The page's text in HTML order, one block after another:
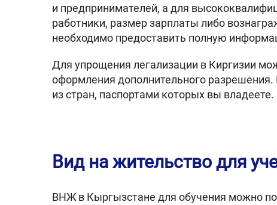
и предпринимателей, а для
работники, размер зарплаты либо
необходимо предоставить полную
Для упрощения легализации в Киргизии
оформления дополнительного
из стран, паспортами которых вы владеете.
Вид на жительство для
ВНЖ в Кыргызстане для обучения можно